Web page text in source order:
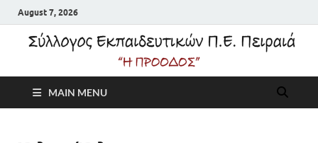
August 7, 2026
Σύλλογος
Εκπαιδευτικών Π.Ε.
MAIN MENU